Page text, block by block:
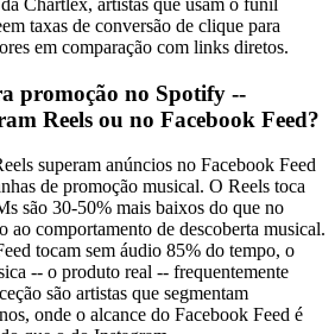
Chartlex, artistas que usam o funil
taxas de conversão de clique para
em comparação com links diretos.
promoção no Spotify --
Reels ou no Facebook Feed?
superam anúncios no Facebook Feed
de promoção musical. O Reels toca
são 30-50% mais baixos do que no
ao comportamento de descoberta musical.
tocam sem áudio 85% do tempo, o
-- o produto real -- frequentemente
são artistas que segmentam
onde o alcance do Facebook Feed é